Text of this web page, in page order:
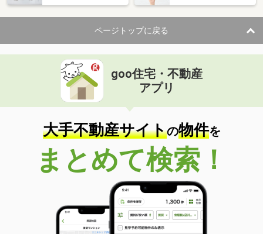
ページトップに戻る
goo住宅・不動産
アプリ
大手不動産サイトの物件を
まとめて検索！